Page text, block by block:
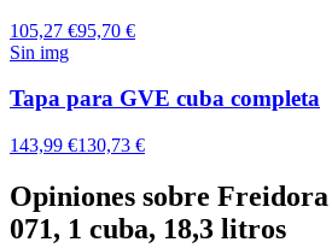
105,27 €95,70 €
Sin img
Tapa para GVE cuba completa
143,99 €130,73 €
Opiniones sobre
071, 1 cuba, 18,3 litros